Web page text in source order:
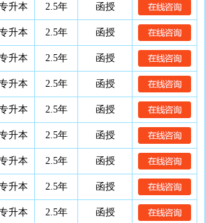
升本 2.5年 函授
升本 2.5年 函授
升本 2.5年 函授
升本 2.5年 函授
升本 2.5年 函授
升本 2.5年 函授
升本 2.5年 函授
升本 2.5年 函授
升本 2.5年 函授